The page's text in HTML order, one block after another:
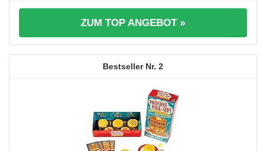
ZUM TOP ANGEBOT »
2